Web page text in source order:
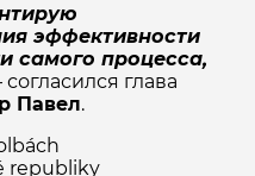
эффективности
самого процесса,
согласился глава
Павел.
republiky